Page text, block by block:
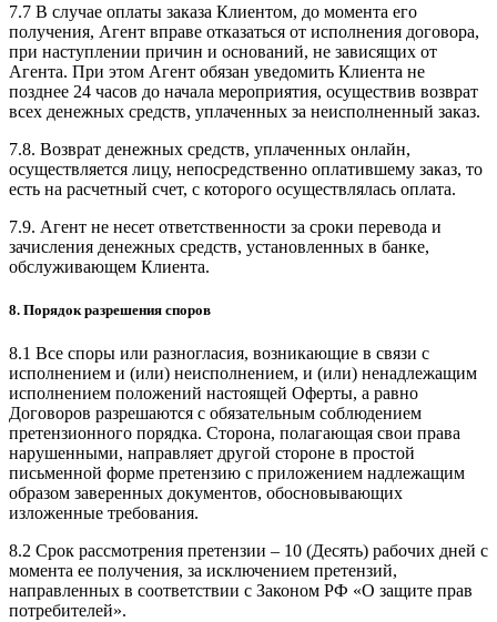
7.7 В случае оплаты заказа Клиентом, до момента его
получения, Агент вправе отказаться от исполнения договора,
при наступлении причин и оснований, не зависящих от
Агента. При этом Агент обязан уведомить Клиента не
позднее 24 часов до начала мероприятия, осуществив возврат
всех денежных средств, уплаченных за неисполненный заказ.
7.8. Возврат денежных средств, уплаченных онлайн,
осуществляется лицу, непосредственно оплатившему заказ, то
есть на расчетный счет, с которого осуществлялась оплата.
7.9. Агент не несет ответственности за сроки перевода и
зачисления денежных средств, установленных в банке,
обслуживающем Клиента.
8. Порядок разрешения споров
8.1 Все споры или разногласия, возникающие в связи с
исполнением и (или) неисполнением, и (или) ненадлежащим
исполнением положений настоящей Оферты, а равно
Договоров разрешаются с обязательным соблюдением
претензионного порядка. Сторона, полагающая свои права
нарушенными, направляет другой стороне в простой
письменной форме претензию с приложением надлежащим
образом заверенных документов, обосновывающих
изложенные требования.
8.2 Срок рассмотрения претензии – 10 (Десять) рабочих дней с
момента ее получения, за исключением претензий,
направленных в соответствии с Законом РФ «О защите прав
потребителей».